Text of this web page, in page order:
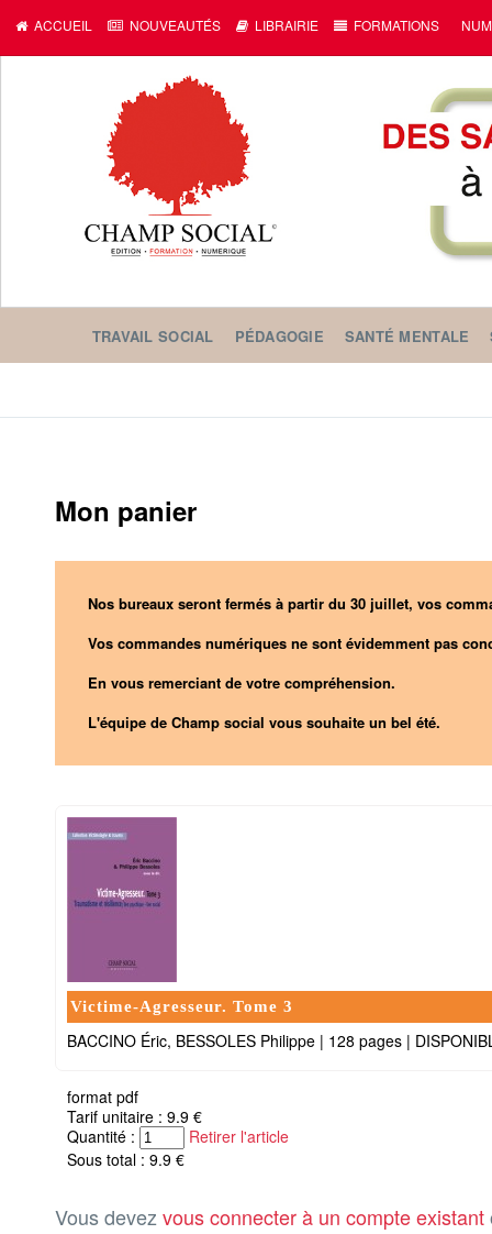
ACCUEIL NOUVEAUTÉS LIBRAIRIE FORMATIONS
TRAVAIL SOCIAL PÉDAGOGIE SANTÉ MENTALE
Mon panier
Nos bureaux seront fermés à partir du 30 juillet, vos
Vos commandes numériques ne sont évidemment pas
En vous remerciant de votre compréhension.
L'équipe de Champ social vous souhaite un bel été.
Victime-Agresseur. Tome 3
BACCINO Éric, BESSOLES Philippe | 128 pages |
format pdf
Tarif unitaire : 9.9 €
Quantité :
Retirer l'article
Sous total : 9.9 €
Vous devez vous connecter à un compte existant